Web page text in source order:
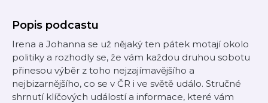
Popis podcastu
Irena a Johanna se už nějaký ten pátek motají okolo
politiky a rozhodly se, že vám každou druhou sobotu
přinesou výběr z toho nejzajímavějšího a
nejbizarnějšího, co se v ČR i ve světě událo. Stručné
shrnutí klíčových událostí a informace, které vám